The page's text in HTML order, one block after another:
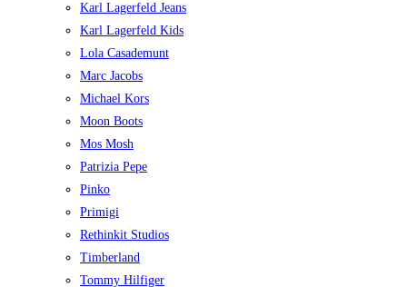
Karl Lagerfeld Jeans
Karl Lagerfeld Kids
Lola Casademunt
Marc Jacobs
Michael Kors
Moon Boots
Mos Mosh
Patrizia Pepe
Pinko
Primigi
Rethinkit Studios
Timberland
Tommy Hilfiger